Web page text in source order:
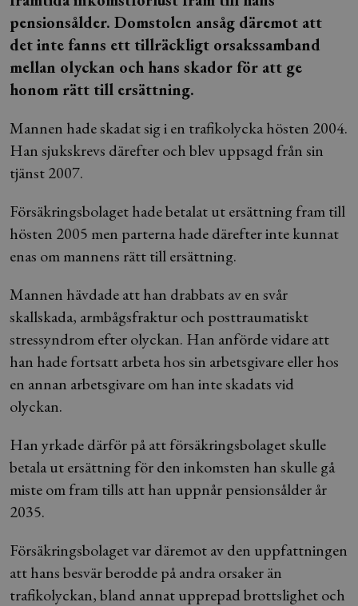
pensionsålder. Domstolen ansåg däremot att
det inte fanns ett tillräckligt orsakssamband
mellan olyckan och hans skador för att ge
honom rätt till ersättning.
Mannen hade skadat sig i en trafikolycka hösten 2004.
Han sjukskrevs därefter och blev uppsagd från sin
tjänst 2007.
Försäkringsbolaget hade betalat ut ersättning fram till
hösten 2005 men parterna hade därefter inte kunnat
enas om mannens rätt till ersättning.
Mannen hävdade att han drabbats av en svår
skallskada, armbågsfraktur och posttraumatiskt
stressyndrom efter olyckan. Han anförde vidare att
han hade fortsatt arbeta hos sin arbetsgivare eller hos
en annan arbetsgivare om han inte skadats vid
olyckan.
Han yrkade därför på att försäkringsbolaget skulle
betala ut ersättning för den inkomsten han skulle gå
miste om fram tills att han uppnår pensionsålder år
2035.
Försäkringsbolaget var däremot av den uppfattningen
att hans besvär berodde på andra orsaker än
trafikolyckan, bland annat upprepad brottslighet och